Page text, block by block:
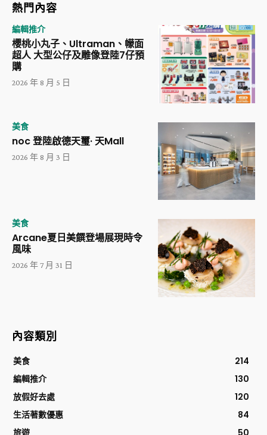
熱門內容
編輯推介
櫻桃小丸子、Ultraman、幪面
超人 大型公仔及雕像登陸7仔預
購
2026 年 8 月 5 日
美食
noc 登陸啟德天璽· 天Mall
2026 年 8 月 3 日
美食
Arcane夏日美饌登場展現時令
風味
2026 年 7 月 31 日
內容類別
美食
214
編輯推介
130
放假好去處
120
生活著數優惠
84
旅遊
50